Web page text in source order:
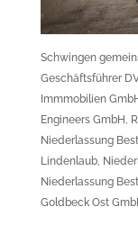
Schwingen
Geschäftsführer
Immmobilien
Engineers GmbH,
Nieder­lassung
Lindenlaub,
Niederlassung
Goldbeck Ost